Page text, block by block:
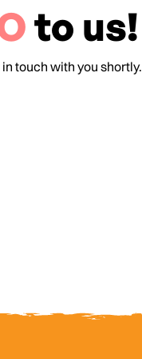
to us!
touch with you shortly.